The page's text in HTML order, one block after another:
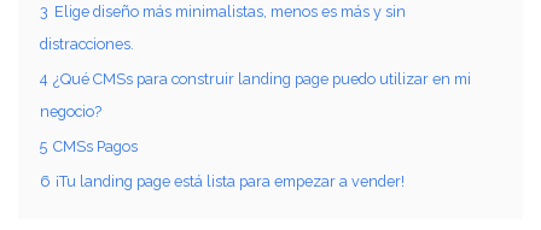
3 Elige diseño más minimalistas, menos es más y sin
distracciones.
4 ¿Qué CMSs para construir landing page puedo utilizar en mi
negocio?
5 CMSs Pagos
6 ¡Tu landing page está lista para empezar a vender!